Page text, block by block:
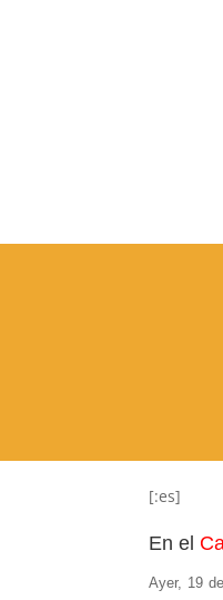
[:es]
En el
Ayer, 19